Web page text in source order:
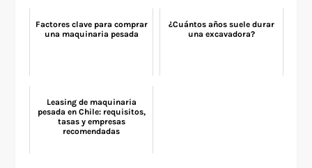
Factores clave para comprar
una maquinaria pesada
¿Cuántos años suele durar
una excavadora?
Leasing de maquinaria
pesada en Chile: requisitos,
tasas y empresas
recomendadas